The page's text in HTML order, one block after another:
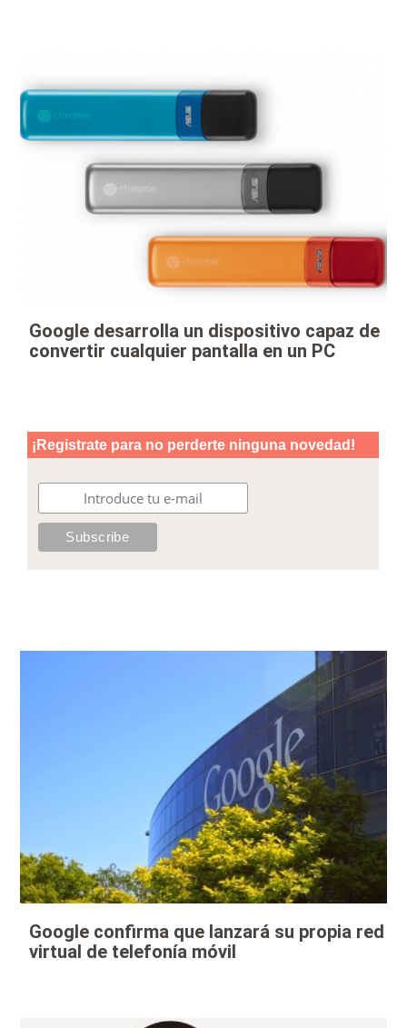
Google desarrolla un dispositivo capaz de
convertir cualquier pantalla en un PC
Google confirma que lanzará su propia red
virtual de telefonía móvil